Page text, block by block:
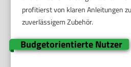
profitierst von klaren Anleitungen
zuverlässigem Zubehör.
Budgetorientierte Nutzer